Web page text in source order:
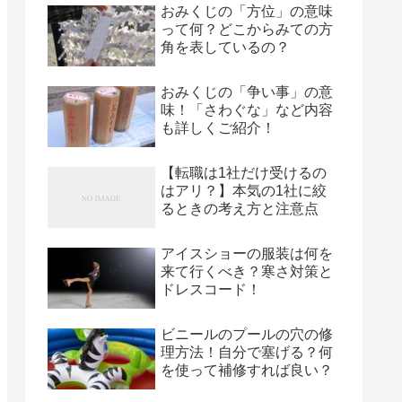
おみくじの「方位」の意味
って何？どこからみての方
角を表しているの？
おみくじの「争い事」の意
味！「さわぐな」など内容
も詳しくご紹介！
【転職は1社だけ受けるの
はアリ？】本気の1社に絞
るときの考え方と注意点
アイスショーの服装は何を
来て行くべき？寒さ対策と
ドレスコード！
ビニールのプールの穴の修
理方法！自分で塞げる？何
を使って補修すれば良い？